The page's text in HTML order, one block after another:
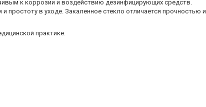
к коррозии и воздействию дезинфицирующих средств.
в уходе. Закаленное стекло отличается прочностью и
практике.